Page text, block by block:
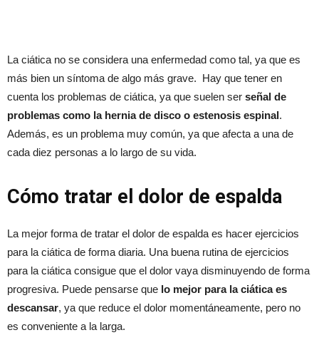
La ciática no se considera una enfermedad como tal, ya que es
más bien un síntoma de algo más grave. Hay que tener en
cuenta los problemas de ciática, ya que suelen ser señal de
problemas como la hernia de disco o estenosis espinal.
Además, es un problema muy común, ya que afecta a una de
cada diez personas a lo largo de su vida.
Cómo tratar el dolor de espalda
La mejor forma de tratar el dolor de espalda es hacer ejercicios
para la ciática de forma diaria. Una buena rutina de ejercicios
para la ciática consigue que el dolor vaya disminuyendo de forma
progresiva. Puede pensarse que lo mejor para la ciática es
descansar, ya que reduce el dolor momentáneamente, pero no
es conveniente a la larga.